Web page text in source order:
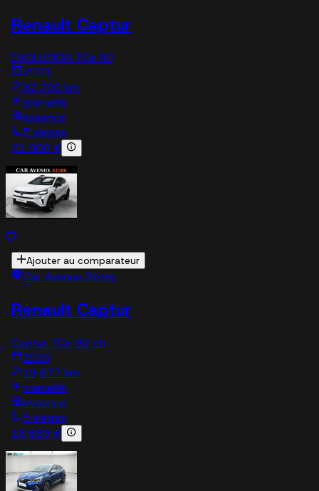
Renault Captur
EVOLUTION TCe 90
2023
32,700 km
manuelle
essence
5 sieges
21 900 €
Ajouter au comparateur
Car Avenue Store
Renault Captur
Captur TCe 90 ch
2025
19,677 km
manuelle
essence
5 sieges
18 669 €